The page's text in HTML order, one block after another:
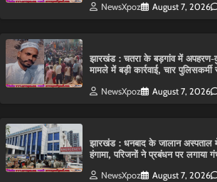
NewsXpoz August 7, 2026
झारखंड : चतरा के बड़गांव में अपहरण-
मामले में बड़ी कार्रवाई, चार
NewsXpoz August 7, 2026
झारखंड : धनबाद के जालान अस्पताल
हंगामा, परिजनों ने प्रबंधन पर लगाया
NewsXpoz August 7, 2026